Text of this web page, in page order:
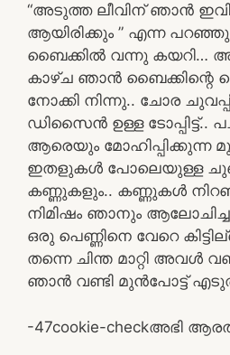
“അടുത്ത ലീവിന് ഞാൻ
ആയിരിക്കും ” എന്ന
ബൈക്കിൽ വന്നു കയറി…
കാഴ്ച ഞാൻ ബൈക്കിന്റെ
നോക്കി നിന്നു.. ചോര
ഡിസൈൻ ഉള്ള ടോപ്പിട്ട്..
ആരെയും
ഇതളുകൾ പോലെയുള്ള
കണ്ണുകളും.. കണ്ണുകൾ
നിമിഷം ഞാനും
ഒരു പെണ്ണിനെ വേറെ
തന്നെ ചിന്ത മാറ്റി അവൾ
ഞാൻ വണ്ടി മുൻപോട്ട്
-47cookie-checkഅഭി